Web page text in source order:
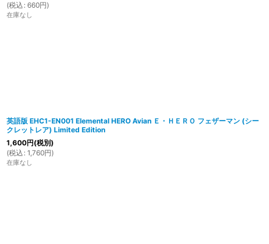
(税込 : 660円)
在庫なし
英語版 EHC1-EN001 Elemental HERO Avian Ｅ・ＨＥＲＯ フェザーマン (シー
クレットレア) Limited Edition
1,600円(税別)
(税込 : 1,760円)
在庫なし